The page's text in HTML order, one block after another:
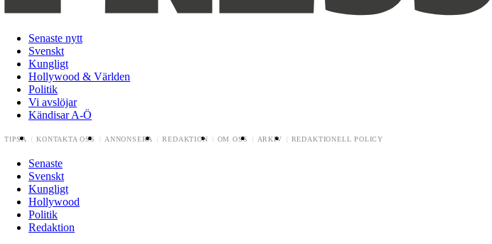
Senaste nytt
Svenskt
Kungligt
Hollywood & Världen
Politik
Vi avslöjar
Kändisar A-Ö
TIPSA KONTAKTA OSS ANNONSERA REDAKTION OM OSS ARKIV REDAKTIONELL POLICY
Senaste
Svenskt
Kungligt
Hollywood
Politik
Redaktion